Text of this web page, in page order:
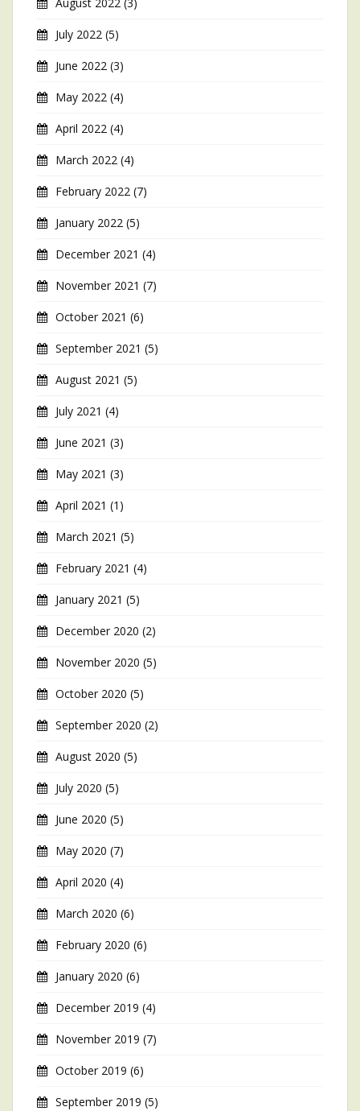
July 2022 (5)
June 2022 (3)
May 2022 (4)
April 2022 (4)
March 2022 (4)
February 2022 (7)
January 2022 (5)
December 2021 (4)
November 2021 (7)
October 2021 (6)
September 2021 (5)
August 2021 (5)
July 2021 (4)
June 2021 (3)
May 2021 (3)
April 2021 (1)
March 2021 (5)
February 2021 (4)
January 2021 (5)
December 2020 (2)
November 2020 (5)
October 2020 (5)
September 2020 (2)
August 2020 (5)
July 2020 (5)
June 2020 (5)
May 2020 (7)
April 2020 (4)
March 2020 (6)
February 2020 (6)
January 2020 (6)
December 2019 (4)
November 2019 (7)
October 2019 (6)
September 2019 (5)